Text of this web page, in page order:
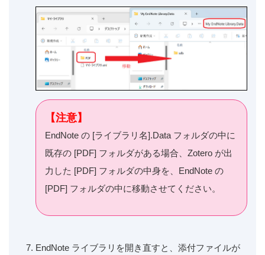
【注意】
EndNote の [ライブラリ名].Data フォルダの中に
既存の [PDF] フォルダがある場合、Zotero が出
力した [PDF] フォルダの中身を、EndNote の
[PDF] フォルダの中に移動させてください。
EndNote ライブラリを開き直すと、添付ファイルが